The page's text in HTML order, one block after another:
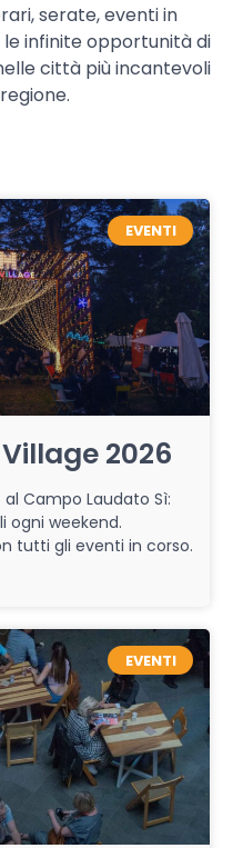
serate, eventi in
infinite opportunità di
città più incantevoli
EVENTI
2026
al Campo Laudato Sì:
ogni weekend.
tutti gli eventi in corso.
EVENTI